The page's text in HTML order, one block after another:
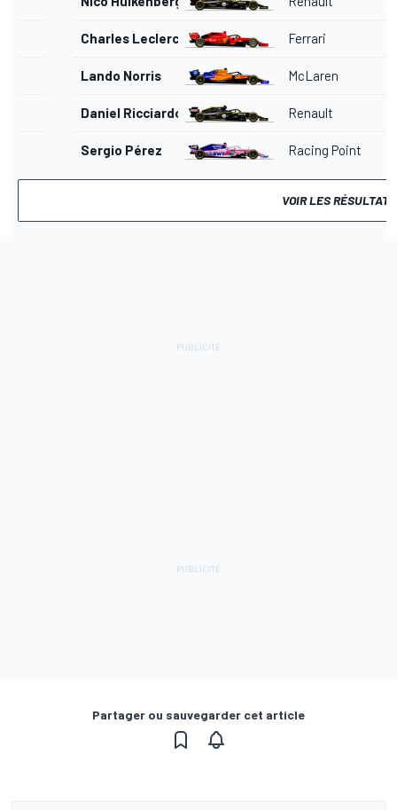
Charles Leclerc Ferrari
Lando Norris McLaren
Daniel Ricciardo Renault
Sergio Pérez Racing Point
VOIR LES
Partager ou sauvegarder cet article